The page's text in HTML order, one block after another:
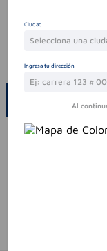
contacto
codigo
Por favor, inicie
Ciudad
Selecciona una
Ingresa tu dirección
Al